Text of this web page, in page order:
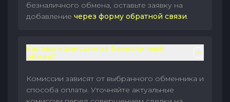
безналичного обмена, оставьте заявку на
добавление через форму обратной связи.
Каковы комиссии за безналичный
обмен?
Комиссии зависят от выбранного обменника и
способа оплаты. Уточняйте актуальные